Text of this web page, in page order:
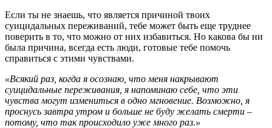
Если ты не знаешь, что является причиной твоих
суицидальных переживаний, тебе может быть еще труднее
поверить в то, что можно от них избавиться. Но какова бы ни
была причина, всегда есть люди, готовые тебе помочь
справиться с этими чувствами.
«Всякий раз, когда я осознаю, что меня накрывают
суицидальные переживания, я напоминаю себе, что эти
чувства могут измениться в одно мгновение. Возможно, я
проснусь завтра утром и больше не буду желать смерти –
потому, что так происходило уже много раз.»